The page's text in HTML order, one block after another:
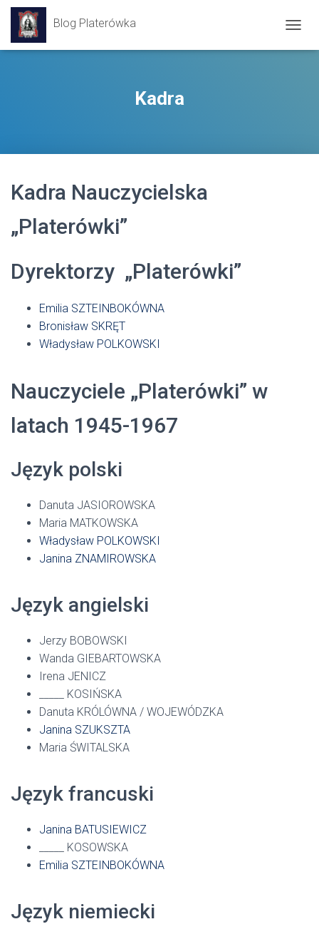
Blog Platerówka
R
Kadra
Kadra Nauczycielska
„Platerówki”
Dyrektorzy „Platerówki”
Emilia SZTEINBOKÓWNA
Bronisław SKRĘT
Władysław POLKOWSKI
Nauczyciele „Platerówki” w
latach 1945-1967
Język polski
Danuta JASIOROWSKA
Maria MATKOWSKA
Władysław POLKOWSKI
Janina ZNAMIROWSKA
Język angielski
Jerzy BOBOWSKI
Wanda GIEBARTOWSKA
Irena JENICZ
_____ KOSIŃSKA
Danuta KRÓLÓWNA / WOJEWÓDZKA
Janina SZUKSZTA
Maria ŚWITALSKA
Język francuski
Janina BATUSIEWICZ
_____ KOSOWSKA
Emilia SZTEINBOKÓWNA
Język niemiecki